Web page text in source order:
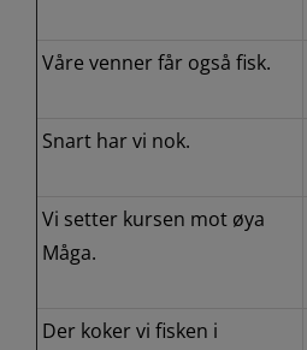
Våre venner får også fisk.
Snart har vi nok.
Vi setter kursen mot øya
Måga.
Der koker vi fisken i